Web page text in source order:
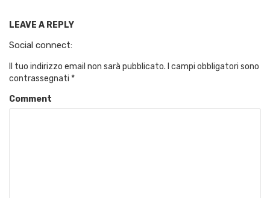
LEAVE A REPLY
Social connect:
Il tuo indirizzo email non sarà pubblicato. I campi obbligatori sono
contrassegnati *
Comment